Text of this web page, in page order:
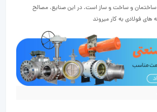
ساختمان و ساخت و ساز است. در این صنایع، مصالح
های فولادی به کار میروند